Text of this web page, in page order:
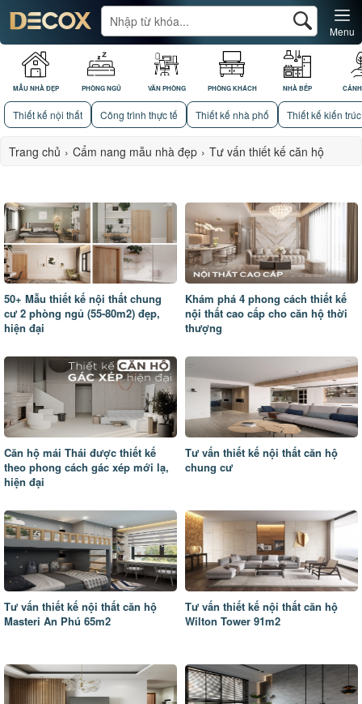
MẪU NHÀ ĐẸP PHÒNG NGỦ VĂN PHÒNG PHÒNG KHÁCH NHÀ BẾP
Menu
Thiết kế nội thất Công trình thực tế Thiết kế nhà phố Thiết kế kiến trúc
Trang chủ › Cẩm nang mẫu nhà đẹp › Tư vấn thiết kế căn hộ
50+ Mẫu thiết kế nội thất chung
cư 2 phòng ngủ (55-80m2) đẹp,
hiện đại
Khám phá 4 phong cách thiết kế
nội thất cao cấp cho căn hộ thời
thượng
Căn hộ mái Thái được thiết kế
theo phong cách gác xép mới lạ,
hiện đại
Tư vấn thiết kế nội thất căn hộ
chung cư
Tư vấn thiết kế nội thất căn hộ
Masteri An Phú 65m2
Tư vấn thiết kế nội thất căn hộ
Wilton Tower 91m2